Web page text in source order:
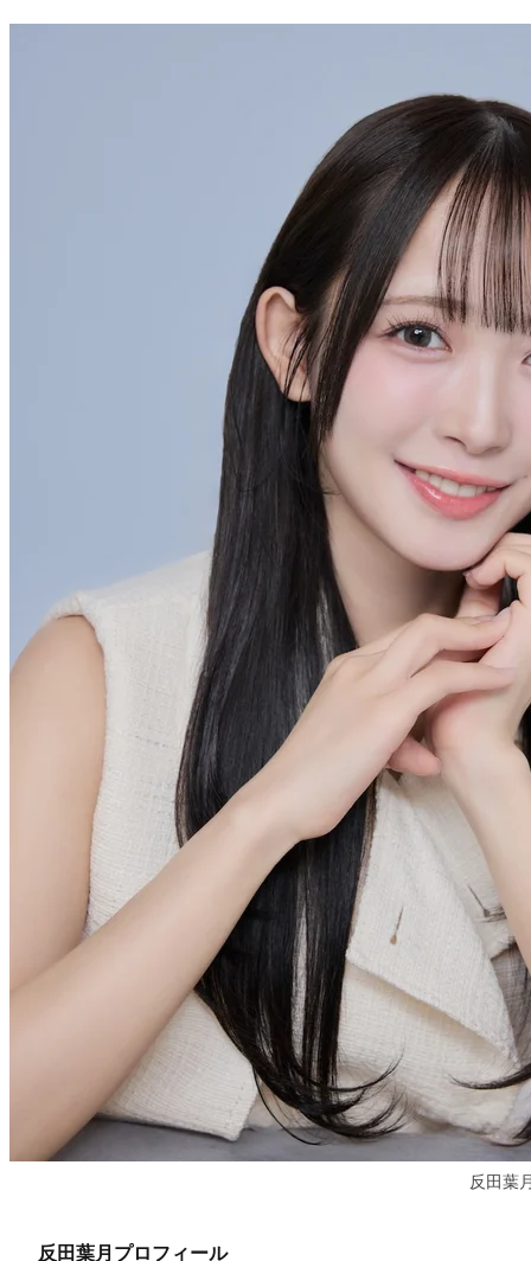
反田葉
反田葉月プロフィール